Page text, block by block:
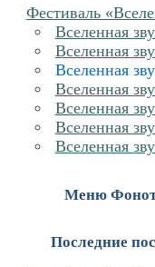
Фестиваль
Вселенная
Вселенная
Вселенная
Вселенная
Вселенная
Вселенная
Вселенная
Меню
Последние